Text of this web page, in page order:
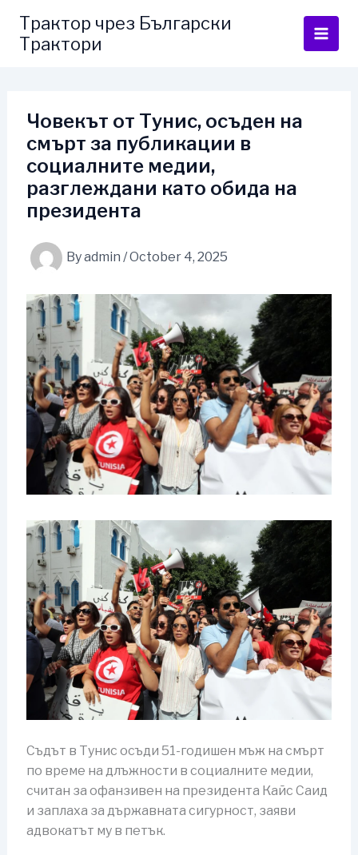
content
Трактор чрез Български
Трактори
Човекът от Тунис, осъден на
смърт за публикации в
социалните медии,
разглеждани като обида на
президента
Byadmin /October 4, 2025
Съдът в Тунис осъди 51-годишен мъж на смърт
по време на длъжности в социалните медии,
считан за офанзивен на президента Кайс Саид
и заплаха за държавната сигурност, заяви
адвокатът му в петък.